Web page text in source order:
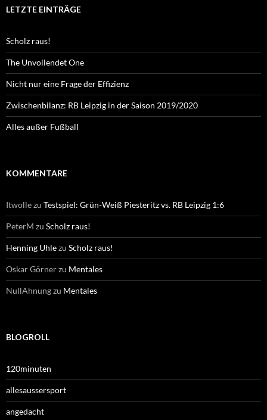
LETZTE EINTRÄGE
Scholz raus!
The Unvollendet One
Nicht nur eine Frage der Effizienz
Zwischenbilanz: RB Leipzig in der Saison 2019/2020
Alles außer Fußball
KOMMENTARE
Itwollezu Testspiel: Grün-Weiß Piesteritz vs. RB Leipzig 1:6
PeterM zu Scholz raus!
Henning Uhlezu Scholz raus!
Oskar Görnerzu Mentales
NullAhnungzu Mentales
BLOGROLL
120minuten
allesaussersport
angedacht